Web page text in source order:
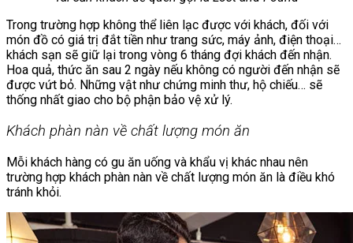
Trong trường hợp không thể liên lạc được với khách, đối với
món đồ có giá trị đắt tiền như trang sức, máy ảnh, điện thoại…
khách sạn sẽ giữ lại trong vòng 6 tháng đợi khách đến nhận.
Hoa quả, thức ăn sau 2 ngày nếu không có người đến nhận sẽ
được vứt bỏ. Những vật như chứng minh thư, hộ chiếu… sẽ
thống nhất giao cho bộ phận bảo vệ xử lý.
Khách phàn nàn về chất lượng món ăn
Mỗi khách hàng có gu ăn uống và khẩu vị khác nhau nên
trường hợp khách phàn nàn về chất lượng món ăn là điều khó
tránh khỏi.